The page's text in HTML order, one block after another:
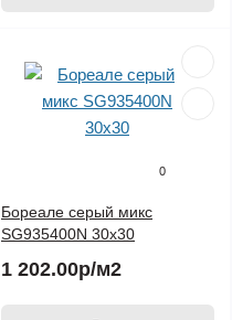
0
Бореале серый микс
SG935400N 30х30
1 202.00р/м2